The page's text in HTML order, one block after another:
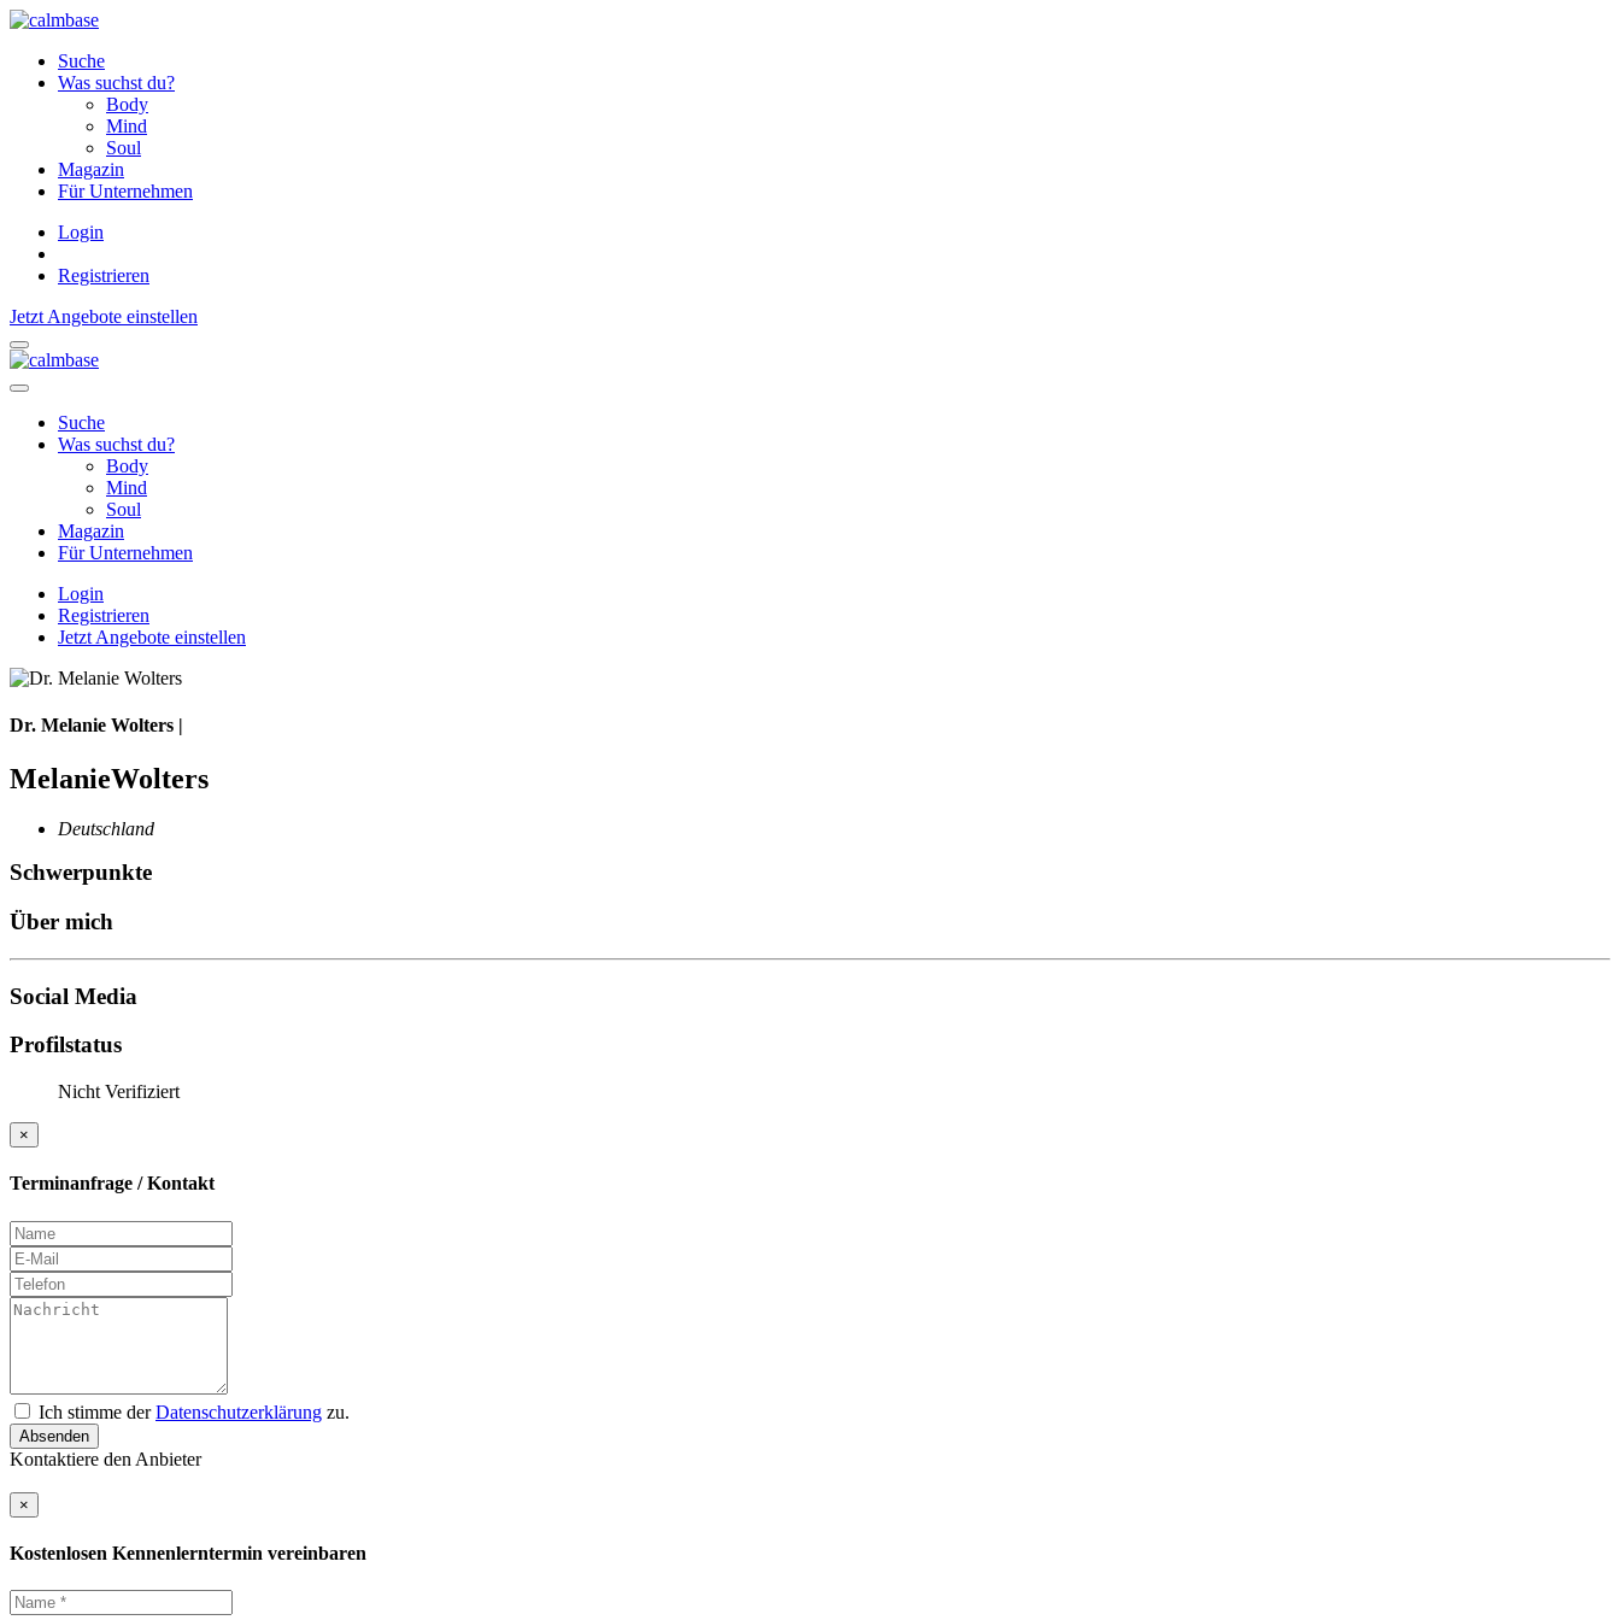
Suche
Was suchst du?
Body
Mind
Soul
Magazin
Für Unternehmen
Login
Registrieren
Jetzt Angebote einstellen
Suche
Was suchst du?
Body
Mind
Soul
Magazin
Für Unternehmen
Login
Registrieren
Jetzt Angebote einstellen
Dr. Melanie Wolters |
MelanieWolters
Deutschland
Schwerpunkte
Über mich
Social Media
Profilstatus
Nicht Verifiziert
×
Terminanfrage / Kontakt
Ich stimme derDatenschutzerklärung zu.
Absenden
Kontaktiere den Anbieter
×
Kostenlosen Kennenlerntermin vereinbaren